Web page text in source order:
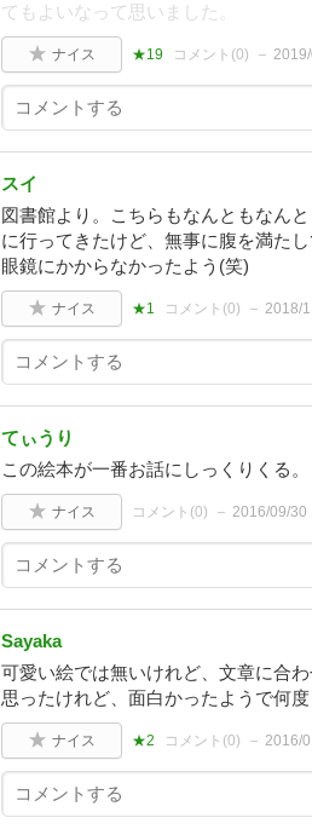
てもよいなって思いました。
ナイス ★19 コメント(0)
スイ
図書館より。こちらもなんともなん
に行ってきたけど、無事に腹を満た
眼鏡にかからなかったよう(笑)
ナイス ★1 コメント(0) 2018/
てぃうり
この絵本が一番お話にしっくりくる。
ナイス コメント(0) 2016/09/30
Sayaka
可愛い絵では無いけれど、文章に合
思ったけれど、面白かったようで何度
ナイス ★2 コメント(0) 2016/